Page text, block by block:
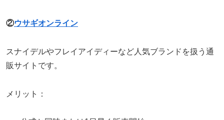
②ウサギオンライン
スナイデルやフレイアイディーなど人気ブランドを扱う通
販サイトです。
メリット：